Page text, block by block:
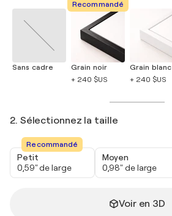
Sans cadre
Recommandé
Grain noir
+ 240 $US
Grain blanc
+ 240 $US
2. Sélectionnez la taille
Recommandé
Petit
0,59" de large
Moyen
0,98" de large
Voir en 3D